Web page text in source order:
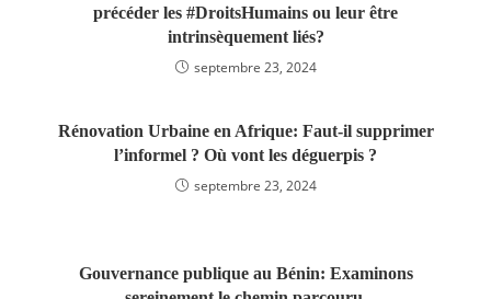
précéder les #DroitsHumains ou leur être
intrinsèquement liés?
septembre 23, 2024
Rénovation Urbaine en Afrique: Faut-il supprimer
l’informel ? Où vont les déguerpis ?
septembre 23, 2024
Gouvernance publique au Bénin: Examinons